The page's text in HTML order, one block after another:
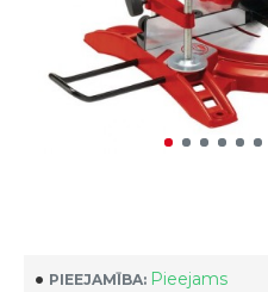
PIEEJAMĪBA: Pieejams